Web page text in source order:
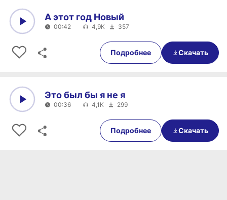
00:42
А этот год Новый
00:42 4,9K 357
Подробнее Скачать
00:36
Это был бы я не я
00:36 4,1K 299
Подробнее Скачать